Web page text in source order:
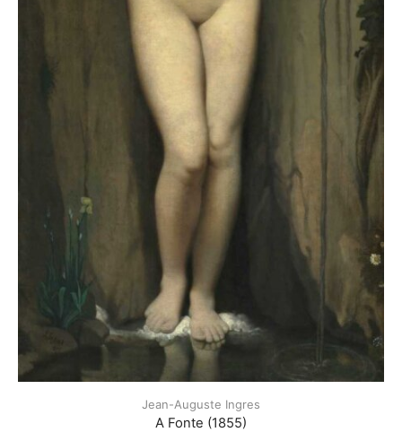
Jean-Auguste Ingres
A Fonte (1855)